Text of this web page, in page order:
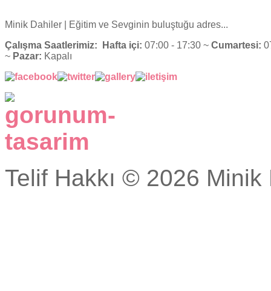
Minik Dahiler | Eğitim ve Sevginin buluştuğu adres...
Çalışma Saatlerimiz:
Hafta içi: 07:00 - 17:30 ~ Cumartesi:
~ Pazar: Kapalı
Telif Hakkı © 2026 Minik